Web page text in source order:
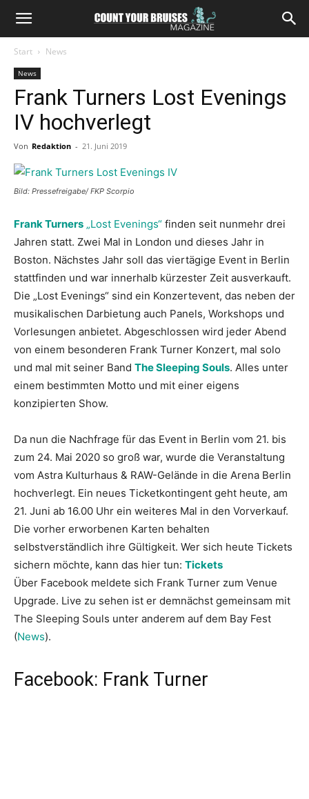
Start News
News
Frank Turners Lost Evenings
IV hochverlegt
Von Redaktion - 21. Juni 2019
Bild: Pressefreigabe/ FKP Scorpio
Frank Turners „Lost Evenings“ finden seit nunmehr drei
Jahren statt. Zwei Mal in London und dieses Jahr in
Boston. Nächstes Jahr soll das viertägige Event in Berlin
stattfinden und war innerhalb kürzester Zeit ausverkauft.
Die „Lost Evenings“ sind ein Konzertevent, das neben der
musikalischen Darbietung auch Panels, Workshops und
Vorlesungen anbietet. Abgeschlossen wird jeder Abend
von einem besonderen Frank Turner Konzert, mal solo
und mal mit seiner Band The Sleeping Souls. Alles unter
einem bestimmten Motto und mit einer eigens
konzipierten Show.
Da nun die Nachfrage für das Event in Berlin vom 21. bis
zum 24. Mai 2020 so groß war, wurde die Veranstaltung
vom Astra Kulturhaus & RAW-Gelände in die Arena Berlin
hochverlegt. Ein neues Ticketkontingent geht heute, am
21. Juni ab 16.00 Uhr ein weiteres Mal in den Vorverkauf.
Die vorher erworbenen Karten behalten
selbstverständlich ihre Gültigkeit. Wer sich heute Tickets
sichern möchte, kann das hier tun: Tickets
Über Facebook meldete sich Frank Turner zum Venue
Upgrade. Live zu sehen ist er demnächst gemeinsam mit
The Sleeping Souls unter anderem auf dem Bay Fest
(News).
Facebook: Frank Turner